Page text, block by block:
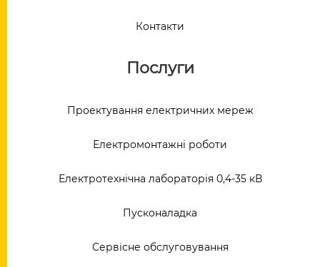
Контакти
Послуги
Проектування електричних мереж
Електромонтажні роботи
Електротехнічна лабораторія 0,4-35 кВ
Пусконаладка
Сервісне обслуговування